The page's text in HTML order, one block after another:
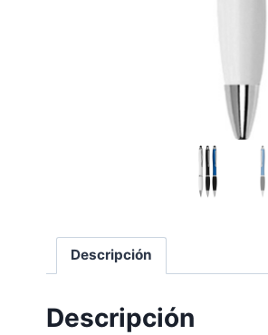
Descripción
Descripción